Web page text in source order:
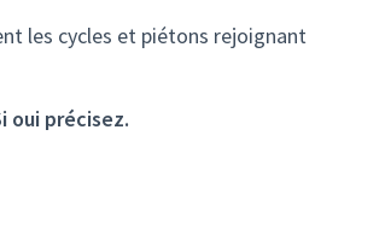
les cycles et piétons rejoignant
oui précisez.